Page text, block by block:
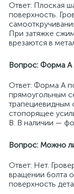
Ответ: Плоская
поверхность.
При затяжке
врезаются в
Вопрос: Форма А
Ответ: Форма А
прямоугольным
трапециевидным
стопорящее
В. В наличии —
Вопрос: Можно
Ответ: Нет.
вращении болта
поверхность